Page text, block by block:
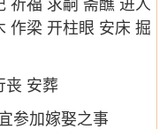
作梁 开柱眼 安床 掘
丧 安葬
参加嫁娶之事